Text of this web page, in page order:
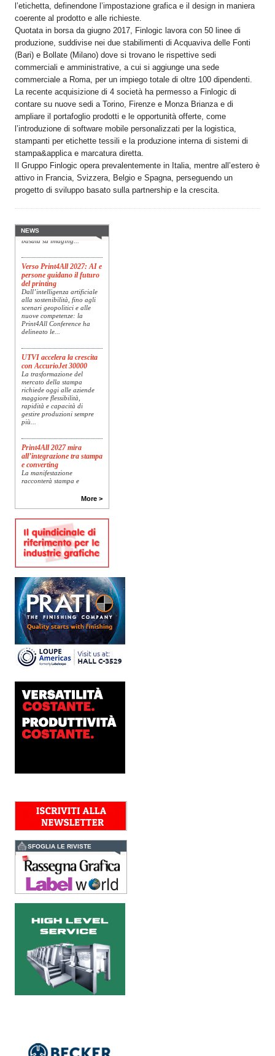
l’etichetta, definendone l’impostazione grafica e il design in maniera
coerente al prodotto e alle richieste.
Quotata in borsa da giugno 2017, Finlogic lavora con 50 linee di
produzione, suddivise nei due stabilimenti di Acquaviva delle Fonti
(Bari) e Bollate (Milano) dove si trovano le rispettive sedi
commerciali e amministrative, a cui si aggiunge una sede
commerciale a Roma, per un impiego totale di oltre 100 dipendenti.
La recente acquisizione di 4 società ha permesso a Finlogic di
contare su nuove sedi a Torino, Firenze e Monza Brianza e di
ampliare il portafoglio prodotti e le opportunità offerte, come
l’introduzione di software mobile personalizzati per la logistica,
stampanti per etichette tessili e la produzione interna di sistemi di
stampa&applica e marcatura diretta.
Il Gruppo Finlogic opera prevalentemente in Italia, mentre all’estero è
attivo in Francia, Svizzera, Belgio e Spagna, perseguendo un
progetto di sviluppo basato sulla partnership e la crescita.
NEWS
Konica Minolta presenta
Specim RETEX
una soluzione completa
basata su imaging...
Verso Print4All 2027: AI e
persone guidano il futuro
del printing
Dall’intelligenza artificiale
alla sostenibilità, fino agli
scenari geopolitici e alle
nuove competenze: la
Print4All Conference ha
delineato le...
UTVI accelera la crescita
con AccurioJet 30000
La trasformazione del
mercato della stampa
richiede oggi alle aziende
maggiore flessibilità,
rapidità e capacità di
gestire produzioni sempre
più...
Print4All 2027 mira
all’integrazione tra stampa
e converting
La manifestazione
racconterà stampa e
converting a 360 gradi: dal
applicazioni industriali, fino
alla visual communication.
Una...
Platinum Technologies
presenta SIGNATURE
Dopo anni di ricerca,
sviluppo e analisi
approfondita delle reali
esigenze produttive del
mercato, Platinum
Technologies, centro
europeo di ricerca e...
Nava Press sceglie
AccurioJet 30000
Nava Press ha scelto di
integrare nel proprio
AccurioJet 30000 di Konica
Minolta, il sistema inkjet UV
LED B2+ progettato per...
Polyedra diventa un
marchio europeo: nasce
Polyedra Distribution
brand Polyedra per
Kolor+Service e T&K
acquisiscono Tecnologie
Grafiche
L’intesa porta nel Gruppo
una gamma completa di
soluzioni per la misurazione
e il controllo del colore e
della qualità di stampa - e
l’esperienza di...
investimenti, occupazione
e ripresa degli ordini
sostengono il settore
In un contesto di mercato
sempre più competitivo, il
settore delle tecnologie per
la stampa e il converting
conferma la propria
capacità di...
della serie Revoria Press™
More >
SFOGLIA LE RIVISTE